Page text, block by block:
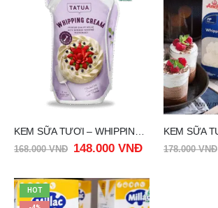
168.000VNĐ 148.000 VNĐ 178.000VNĐ
HOT